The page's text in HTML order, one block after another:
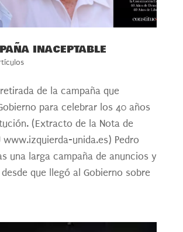
INACEPTABLE
de la campaña que
para celebrar los 40 años
(Extracto de la Nota de
www.izquierda-unida.es) Pedro
una larga campaña de anuncios y
que llegó al Gobierno sobre